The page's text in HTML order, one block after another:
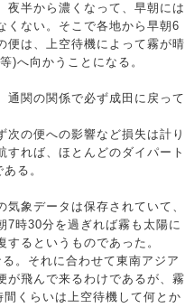
夜半から濃くなって、早朝には
くない。そこで各地から早朝6
便は、上空待機によって霧が晴
)へ向かうことになる。
通関の関係で必ず成田に戻って
の便への影響など損失は計り
れば、ほとんどのダイパート
る。
象データは保存されていて、
7時30分を過ぎれば霧も太陽に
るというものであった。
。それに合わせて東南アジア
が飛んで来るわけであるが、霧
くらいは上空待機して何とか